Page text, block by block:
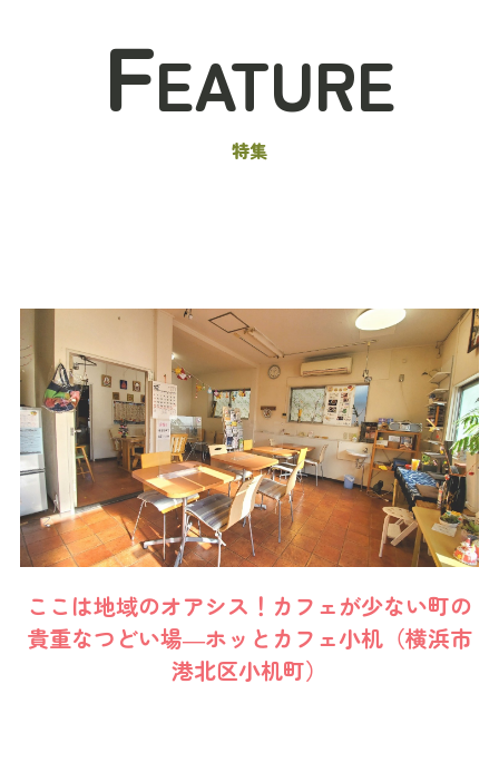
FEATURE
特集
ここは地域のオアシス！カフェが少ない町の
貴重なつどい場―ホッとカフェ小机（横浜市
港北区小机町）